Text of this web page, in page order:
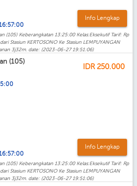
Info Lengkap
(105) Keberangkatan 13:25:00 Kelas:Eksekutif Tarif: Rp
Stasiun KERTOSONO Ke Stasiun LEMPUYANGAN
3j32m. date: (2023-06-27 19:51:06)
(105)
IDR 250.000
Info Lengkap
(105) Keberangkatan 13:25:00 Kelas:Eksekutif Tarif: Rp
Stasiun KERTOSONO Ke Stasiun LEMPUYANGAN
3j32m. date: (2023-06-27 19:51:06)